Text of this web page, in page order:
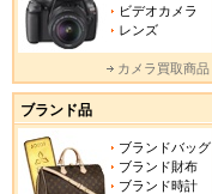
ビデオカメラ
レンズ
カメラ買取商品
ブランド品
ブランドバッグ
ブランド財布
ブランド時計